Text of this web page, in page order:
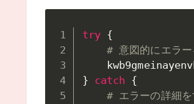
try {
# 意図的にエラー
} catch {
# エラーの詳細を